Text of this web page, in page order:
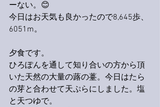
ーない。😊
今日はお天気も良かったので8,645歩、
6051m。
夕食です。
ひろぽんを通して知り合いの方から頂
いた天然の大量の蕗の薹。今日はたら
の芽と合わせて天ぷらにしました。塩
と天つゆで。